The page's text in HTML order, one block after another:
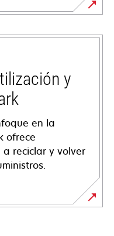
y
en la
ofrece
reciclar y volver